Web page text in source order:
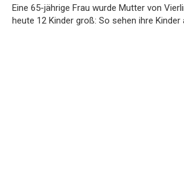
Eine 65-jährige Frau wurde Mutter von
heute 12 Kinder groß: So sehen ihre Kinder